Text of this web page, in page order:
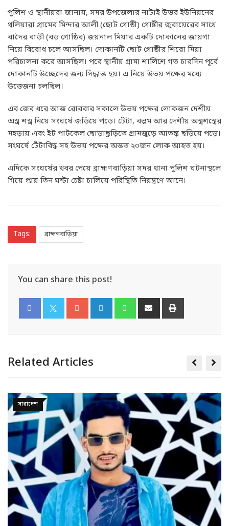
পুলিশ ও স্থানীয়রা জানায়, সদর উপজেলার নাটাই উত্তর ইউনিয়নের
থলিয়ারা গ্রামের মিন্দার আলী (ছোট গোষ্ঠী) গোষ্টীর জুবায়েরের সাথে
বাদৈর বাড়ী (বড় গোষ্ঠির) জয়নাল মিয়ার একটি দোকানের জায়গা
নিয়ে বিরোধ চলে আসছিল। দোকানটি ছোট গোষ্ঠীর শিরো মিয়া
পরিচালনা করে আসছিল। পরে স্থানীয় গ্রাম্য শালিশে গত চারদিন পূর্বে
দোকানটি উচ্ছেদের জন্য সিদ্ধান্ত হয়। এ নিয়ে উভয় পক্ষের মধ্যে
উত্তেজনা চলছিল।
এর জের ধরে আজ রোববার সকালে উভয় পক্ষের লোকজন দেশীয়
অস্ত্র শস্ত্র নিয়ে সংঘর্ষে জড়িয়ে পড়ে। টেঁটা, বল্লম আর দেশীয় অস্ত্রশস্ত্রের
মহড়ায় এবং ইট পাটকেল ছোড়াছুড়িতে গ্রামজুড়ে আতঙ্ক ছড়িয়ে পড়ে।
সংঘর্ষে টেঁটাবিদ্ধ সহ উভয় পক্ষের অন্তত ২০জন লোক আহত হয়।
এদিকে সংঘর্ষের খবর পেয়ে ব্রাহ্মণবাড়িয়া সদর থানা পুলিশ ঘটনাস্থলে
গিয়ে প্রায় তিন ঘন্টা চেষ্টা চালিয়ে পরিস্থিতি নিয়ন্ত্রণে আনে।
Tags: ব্রাহ্মণবাড়িয়া
You can share this post!
Related Articles
অপরাধ